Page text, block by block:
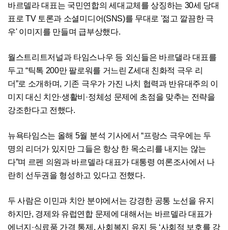
바르델라 대표는 국민연합의 세대교체를 상징하는 30세 당대
표로 TV 토론과 소셜미디어(SNS)를 무대로 '젊고 깔끔한 극
우' 이미지를 만들며 급부상했다.
월스트리트저널과 타임스나우 등 외신들은 바르댈라 대표를
두고 “틱톡 200만 팔로워를 거느린 Z세대 친화적 극우 리
더”로 소개하며, 기존 극우가 가진 나치 협력과 반유대주의 이
미지 대신 치안·생활비·정체성 문제에 초점을 맞추는 전략을
강조한다고 전했다.
뉴욕타임스는 올해 5월 분석 기사에서 “프랑스 극우에는 두
명의 리더가 있지만 그들은 항상 한 목소리를 내지는 않는
다”며 르펜 의원과 바르델라 대표가 대통령 여론조사에서 나
란히 선두권을 형성하고 있다고 전했다.
두 사람은 이민과 치안 분야에서는 강경한 공통 노선을 유지
하지만, 경제와 유럽연합 문제에 대해서는 바르델라 대표가
에너지·식료품 가격 통제, 사회복지 유지 등 ‘사회적 보호를 강